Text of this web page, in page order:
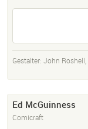
Gestalter: John Roshell,
Ed McGuinness
Comicraft